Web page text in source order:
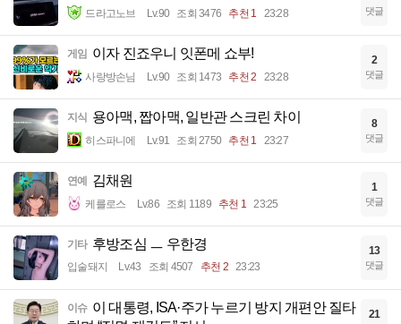
드라고노브 Lv.90 조회 3476 추천 1 23:28 댓글
게임 이자 진죠우니 잇폰메 쇼부!
사랑방손님 Lv.90 조회 1473 추천 2 23:28
2
댓글
지식 용아맥, 짭아맥, 일반관 스크린 차이
히스파니에 Lv.91 조회 2750 추천 1 23:27
8
댓글
연예 김채원
케를로스 Lv.86 조회 1189 추천 1 23:25
1
댓글
기타 후방조심 ㅡ 우한경
입술돼지 Lv.43 조회 4507 추천 2 23:23
13
댓글
이슈 이 대통령, ISA·주가 누르기 방지 개편안 질타
21